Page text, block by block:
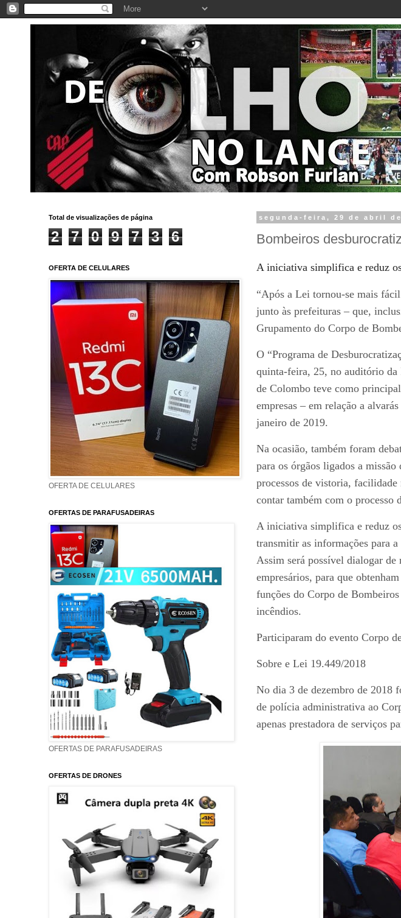
segunda-feira, 29 de abril de
Bombeiros
A iniciativa simplifica e reduz os
“Após a Lei tornou-se mais
junto às prefeituras – que,
Grupamento do Corpo de
O “Programa de
quinta-feira, 25, no auditório da
de Colombo teve como
empresas – em relação a
janeiro de 2019.
Na ocasião, também foram
para os órgãos ligados a missão
processos de vistoria, facilidade
contar também com o processo
A iniciativa simplifica e reduz os
transmitir as informações para
Assim será possível dialogar
empresários, para que
funções do Corpo de
incêndios.
Participaram do evento Corpo
Sobre e Lei 19.449/2018
No dia 3 de dezembro de 2018
de polícia administrativa ao
apenas prestadora de serviços
Total de visualizações de página
2 7 0 9 7 3 6
OFERTA DE CELULARES
OFERTA DE CELULARES
OFERTAS DE PARAFUSADEIRAS
OFERTAS DE PARAFUSADEIRAS
OFERTAS DE DRONES